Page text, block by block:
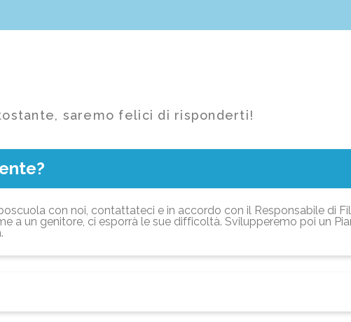
saremo felici di risponderti!
con noi, contattateci e in accordo con il Responsabile di
a un genitore, ci esporrà le sue difficoltà. Svilupperemo poi un